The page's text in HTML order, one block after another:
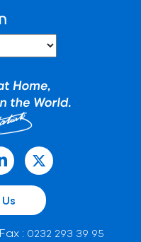
Fax : 0232 293 39 95